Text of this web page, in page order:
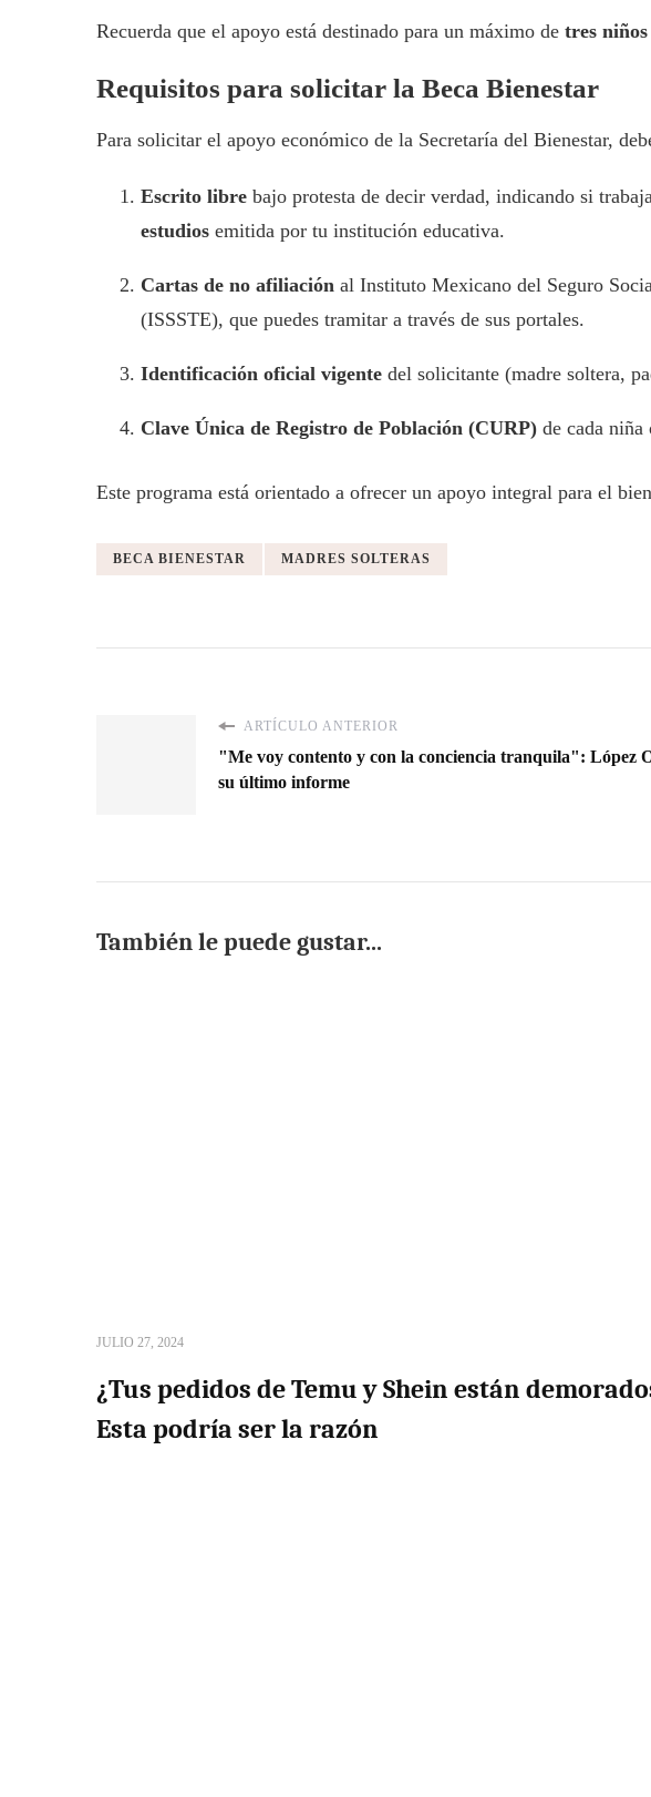
Recuerda que el apoyo está destinado para un máximo de tres niños
Requisitos para solicitar la Beca Bienestar
Para solicitar el apoyo económico de la Secretaría del Bienestar,
Escrito libre bajo protesta de decir verdad, indicando si
estudios emitida por tu institución educativa.
Cartas de no afiliación al Instituto Mexicano del Seguro
(ISSSTE), que puedes tramitar a través de sus portales.
Identificación oficial vigente del solicitante (madre soltera,
Clave Única de Registro de Población (CURP) de cada
Este programa está orientado a ofrecer un apoyo integral para el
BECA BIENESTAR MADRES SOLTERAS
ARTÍCULO ANTERIOR
"Me voy contento y con la conciencia tranquila": López
su último informe
También le puede gustar...
JULIO 27, 2024
¿Tus pedidos de Temu y Shein están
Esta podría ser la razón